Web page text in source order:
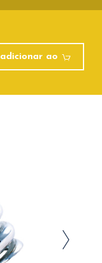
adicionar ao